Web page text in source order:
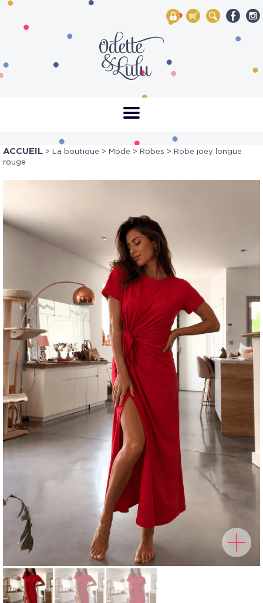
My Account
Mon panier
Rechercher
ACCUEIL > La boutique > Mode > Robes > Robe joey longue
rouge